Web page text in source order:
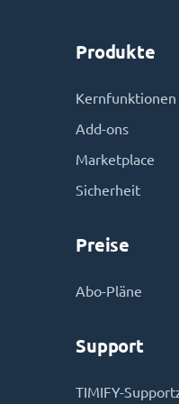
Produkte
Kernfunktionen
Add-ons
Marketplace
Sicherheit
Preise
Abo-Pläne
Support
TIMIFY-